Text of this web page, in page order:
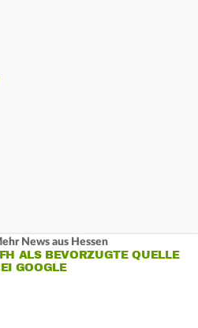
News aus Hessen
ALS BEVORZUGTE QUELLE
GOOGLE